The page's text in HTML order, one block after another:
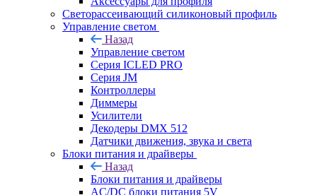
Светорассеивающий силиконовый профиль
Управление светом
Назад
Управление светом
Серия ICLED PRO
Серия JM
Контроллеры
Диммеры
Усилители
Декодеры DMX 512
Датчики движения, звука и света
Блоки питания и драйверы
Назад
Блоки питания и драйверы
AC/DC блоки питания 5V